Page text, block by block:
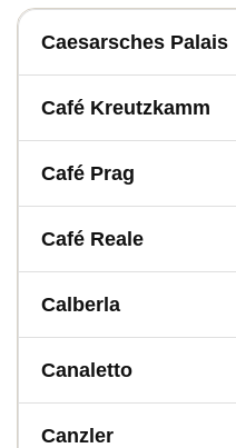
Caesarsches Palais
Café Kreutzkamm
Café Prag
Café Reale
Calberla
Canaletto
Canzler